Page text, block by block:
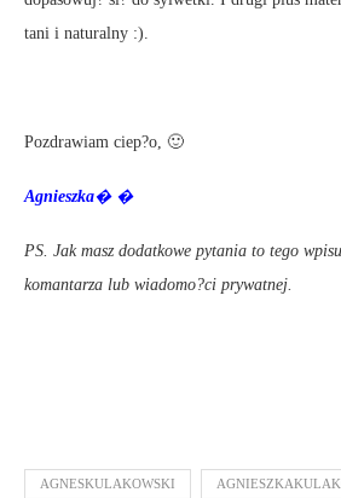
tani i naturalny :).
Pozdrawiam ciep?o, 🙂
Agnieszka� �
PS. Jak masz dodatkowe pytania to tego
komantarza lub wiadomo?ci prywatnej.
AGNESKULAKOWSKI